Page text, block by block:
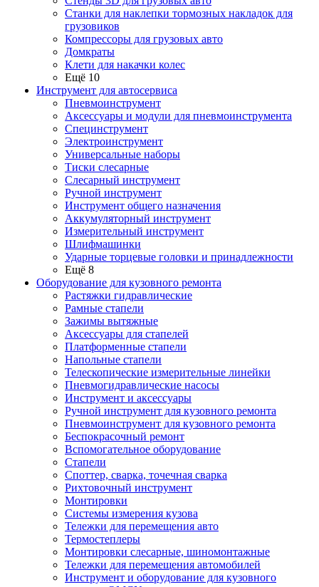
Станки для наклепки тормозных накладок для
грузовиков
Компрессоры для грузовых авто
Домкраты
Клети для накачки колес
Ещё 10
Инструмент для автосервиса
Пневмоинструмент
Аксессуары и модули для пневмоинструмента
Специнструмент
Электроинструмент
Универсальные наборы
Тиски слесарные
Слесарный инструмент
Ручной инструмент
Инструмент общего назначения
Аккумуляторный инструмент
Измерительный инструмент
Шлифмашинки
Ударные торцевые головки и принадлежности
Ещё 8
Оборудование для кузовного ремонта
Растяжки гидравлические
Рамные стапели
Зажимы вытяжные
Аксессуары для стапелей
Платформенные стапели
Напольные стапели
Телескопические измерительные линейки
Пневмогидравлические насосы
Инструмент и аксессуары
Ручной инструмент для кузовного ремонта
Пневмоинструмент для кузовного ремонта
Беспокрасочный ремонт
Вспомогательное оборудование
Стапели
Споттер, сварка, точечная сварка
Рихтовочный инструмент
Монтировки
Системы измерения кузова
Тележки для перемещения авто
Термостеплеры
Монтировки слесарные, шиномонтажные
Тележки для перемещения автомобилей
Инструмент и оборудование для кузовного